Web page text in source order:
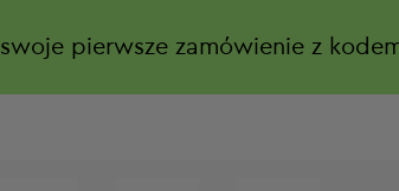
pierwsze zamówienie z